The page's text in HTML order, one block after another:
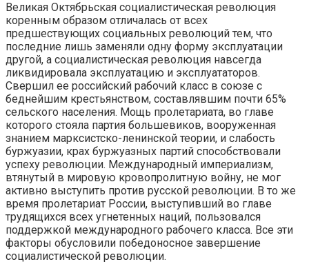
Великая Октябрьская социалистическая революция
коренным образом отличалась от всех
предшествующих социальных революций тем, что
последние лишь заменяли одну форму эксплуатации
другой, а социалистическая революция навсегда
ликвидировала эксплуатацию и эксплуататоров.
Свершил ее российский рабочий класс в союзе с
беднейшим крестьянством, составлявшим почти 65%
сельского населения. Мощь пролетариата, во главе
которого стояла партия большевиков, вооруженная
знанием марксистско-ленинской теории, и слабость
буржуазии, крах буржуазных партий способствовали
успеху революции. Международный империализм,
втянутый в мировую кровопролитную войну, не мог
активно выступить против русской революции. В то же
время пролетариат России, выступивший во главе
трудящихся всех угнетенных наций, пользовался
поддержкой международного рабочего класса. Все эти
факторы обусловили победоносное завершение
социалистической революции.